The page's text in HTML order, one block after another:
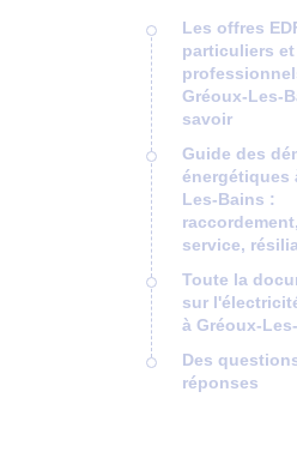
Les offres
particuliers et
Gréoux-Les-
savoir
Guide des
énergétiques
Les-Bains :
service,
Toute la
sur
à Gréoux-
Des
réponses